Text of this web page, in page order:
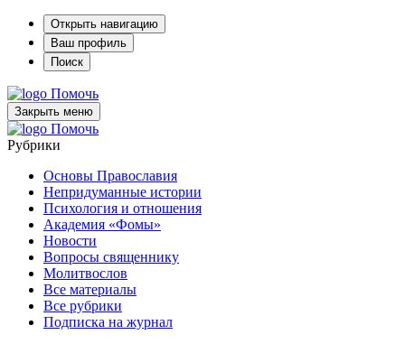
Открыть навигацию
Ваш профиль
Поиск
Помочь
Закрыть меню
Помочь
Рубрики
Основы Православия
Непридуманные истории
Психология и отношения
Академия «Фомы»
Новости
Вопросы священнику
Молитвослов
Все материалы
Все рубрики
Подписка на журнал